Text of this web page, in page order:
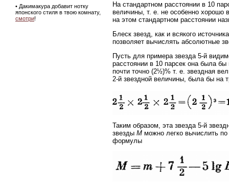
• Дакимакура добавит нотку
японского стиля в твою комнату,
смотри!
На стандартном расстоянии в 10
величины, т. е. не особенно хорошо
на этом стандартном расстоянии
Блеск звезд, как и всякого
позволяет вычислять абсолютные
Пусть для примера звезда 5-й
расстоянии в 10 парсек она была
почти точно (2½)% т. е. звездная
2-й звездной величины, была бы на
Таким образом, эта звезда 5-й
звезды M можно легко вычислить
формулы